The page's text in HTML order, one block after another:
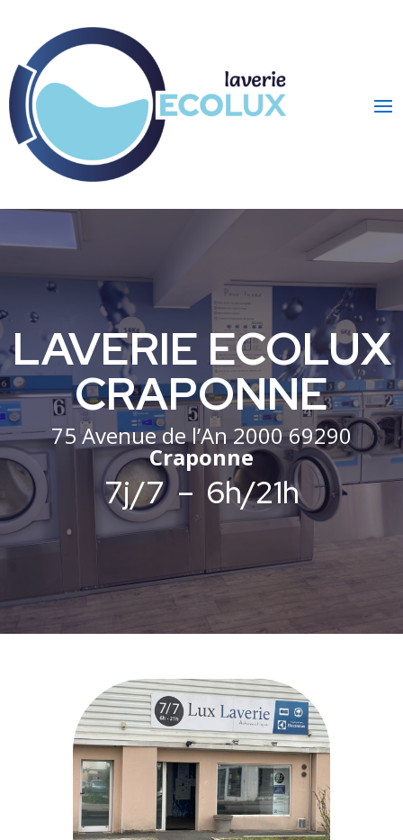
LAVERIE ECOLUX
CRAPONNE
75 Avenue de l’An 2000 69290
Craponne
7j/7 – 6h/21h